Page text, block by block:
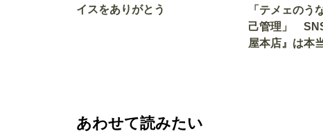
イスをありがとう
「テメェのう
己管理」
屋本店』は本
あわせて読みたい